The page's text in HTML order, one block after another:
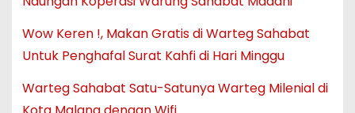
Wow Keren !, Makan Gratis di Warteg Sahabat
Untuk Penghafal Surat Kahfi di Hari Minggu
Warteg Sahabat Satu-Satunya Warteg Milenial di